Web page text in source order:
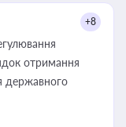
+8
отримання
державного